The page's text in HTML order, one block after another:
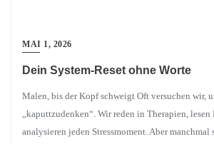
MAI 1, 2026
Dein System-Reset ohne Worte
Malen, bis der Kopf schweigt Oft versuchen wir,
„kaputtzudenken“. Wir reden in Therapien, lesen
analysieren jeden Stressmoment. Aber